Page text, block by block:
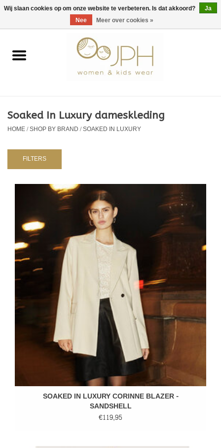
EUR/GBP/USD 0 Artikelen - €0,00
Home
Kids
NURSERY / TABLEWARE
Soaked In Luxury dameskleding
HOME/SHOP BY BRAND/SOAKED IN LUXURY
FILTERS
SOAKED IN LUXURY CORINNE BLAZER -
SANDSHELL
€119,95
Wij slaan cookies op om onze website te verbeteren. Is dat akkoord?
Ja
Nee
Meer over cookies »